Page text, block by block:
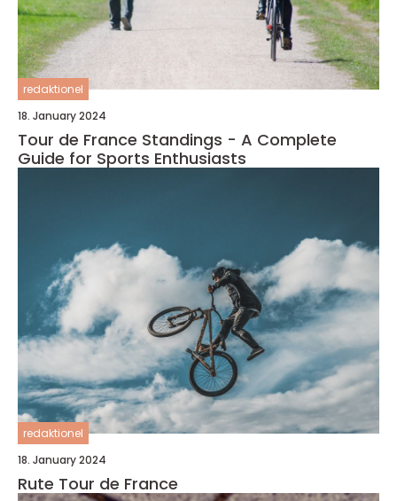
redaktionel
18. January 2024
Tour de France Standings - A Complete
Guide for Sports Enthusiasts
redaktionel
18. January 2024
Rute Tour de France